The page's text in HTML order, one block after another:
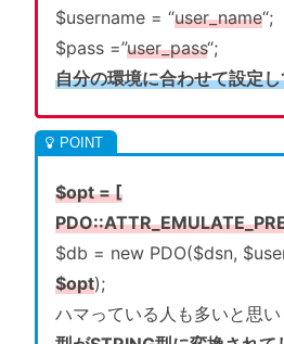
$username = “user_name“;
$pass =”user_pass“;
自分の環境に合わせて設定
$opt = [
$db = new PDO($dsn,
$opt);
ハマっている人も多いと思